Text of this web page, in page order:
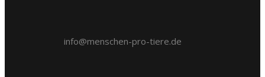
info@menschen-pro-tiere.de